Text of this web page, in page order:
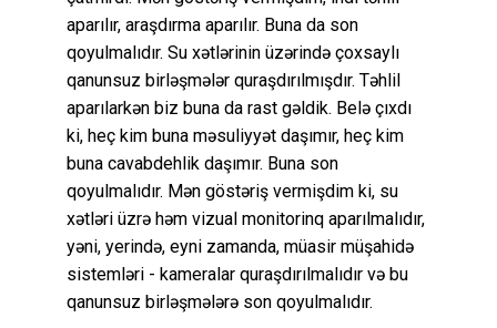
aparılır, araşdırma aparılır. Buna da son
qoyulmalıdır. Su xətlərinin üzərində çoxsaylı
qanunsuz birləşmələr quraşdırılmışdır. Təhlil
aparılarkən biz buna da rast gəldik. Belə çıxdı
ki, heç kim buna məsuliyyət daşımır, heç kim
buna cavabdehlik daşımır. Buna son
qoyulmalıdır. Mən göstəriş vermişdim ki, su
xətləri üzrə həm vizual monitorinq aparılmalıdır,
yəni, yerində, eyni zamanda, müasir müşahidə
sistemləri - kameralar quraşdırılmalıdır və bu
qanunsuz birləşmələrə son qoyulmalıdır.